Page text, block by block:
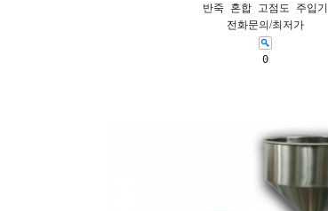
반죽 혼합 고점도 주입기
전화문의/최저가
0